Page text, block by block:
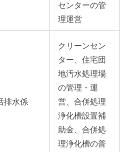
センターの管
理運営
排水係
クリーンセン
ター、住宅団
地汚水処理場
の管理・運
営、合併処理
浄化槽設置補
助金、合併処
理浄化槽の普